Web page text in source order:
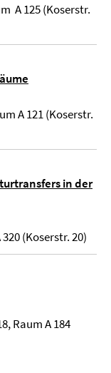
A 125 (Koserstr.
A 121 (Koserstr.
in der
(Koserstr. 20)
Raum A 184